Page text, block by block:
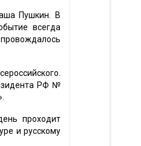
Пушкин. В
всегда
РФ №
проходит
и русскому